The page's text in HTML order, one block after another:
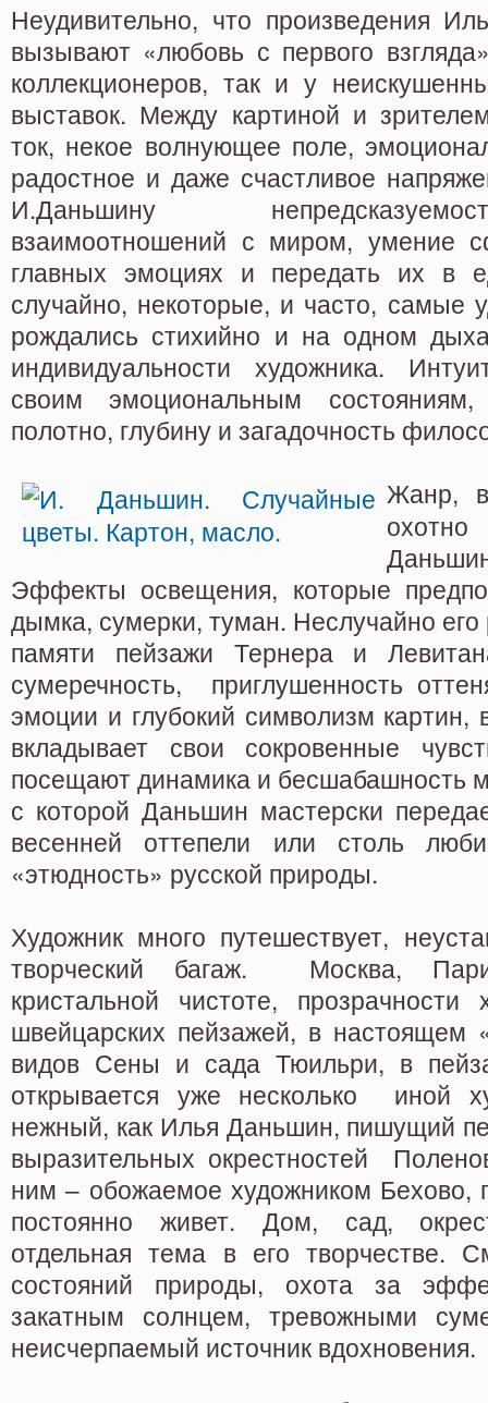
Неудивительно, что произведения
вызывают «любовь с первого
коллекционеров, так и у
выставок. Между картиной и
ток, некое волнующее поле,
радостное и даже счастливое
И.Даньшину
взаимоотношений с миром, умение
главных эмоциях и передать их в
случайно, некоторые, и часто, самые
рождались стихийно и на одном
индивидуальности художника.
своим эмоциональным
полотно, глубину и загадочность
Жанр,
Эффекты освещения, которые
дымка, сумерки, туман. Неслучайно
памяти пейзажи Тернера и
сумеречность, приглушенность
эмоции и глубокий символизм картин,
вкладывает свои сокровенные
посещают динамика и бесшабашность
с которой Даньшин мастерски
весенней оттепели или столь
«этюдность» русской природы.
Художник много путешествует,
творческий багаж. Москва,
кристальной чистоте, прозрачности
швейцарских пейзажей, в настоящем
видов Сены и сада Тюильри, в
открывается уже несколько иной
нежный, как Илья Даньшин, пишущий
выразительных окрестностей
ним – обожаемое художником Бехово,
постоянно живет. Дом, сад,
отдельная тема в его творчестве.
состояний природы, охота за
закатным солнцем, тревожными
неисчерпаемый источник вдохновения.